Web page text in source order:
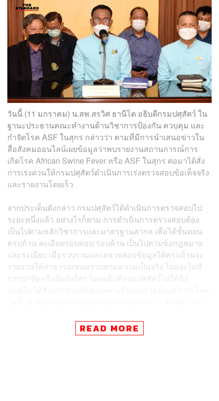
วันนี้ (11 มกราคม) น.สพ.สรวิศ ธานีโต อธิบดีกรมปศุสัตว์ ใน
ฐานะประธานคณะทำงานด้านวิชาการป้องกัน ควบคุม และ
กำจัดโรค ASF ในสุกร กล่าวว่า ตามที่มีการนำเสนอข่าวใน
สื่อสังคมออนไลน์เผยข้อมูลว่าพบรายงานสถานการณ์การ
เกิดโรค African Swine Fever หรือ ASF ในสุกร ต่อมาได้สั่ง
การเร่งด่วนให้กรมปศุสัตว์ดำเนินการเร่งตรวจสอบข้อเท็จจริง
และรายงานโดยเร็ว
จากประเด็นดังกล่าว กรมปศุสัตว์ได้ดำเนินการตรวจสอบไป
ระยะหนึ่งแล้ว อย่างไรก็ตาม การดำเนินการตรวจสอบต้อง
เป็นไปตามหลักวิชาการและมาตรฐานสากล เพื่อได้ขั้นตอน
ครบถ้วน ละเอียดรอบคอบ รอบด้าน เป็นไปตามข้อกฎหมาย
และระเบียบ เมื่อรวบรวมและตรวจสอบข้อมูลได้ครบถ้วนจะ
รายงานให้สาธารณชนทราบตามความเป็นจริง โดยจะไม่มี
การปกปิดหรือปิดบังใดๆ โดยอธิบดีกรมปศุสัตว์ไม่ได้นิ่ง
10 ฟาร์ม 305 ตัวอย่าง และโรงฆ่าสัตว์ 2 แห่ง 4 ตัวอย่าง
READ MORE